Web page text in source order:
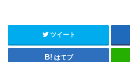
ツイート
はてブ